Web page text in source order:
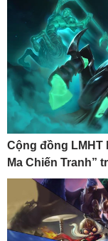
Cộng đồng LMHT
Ma Chiến Tranh”